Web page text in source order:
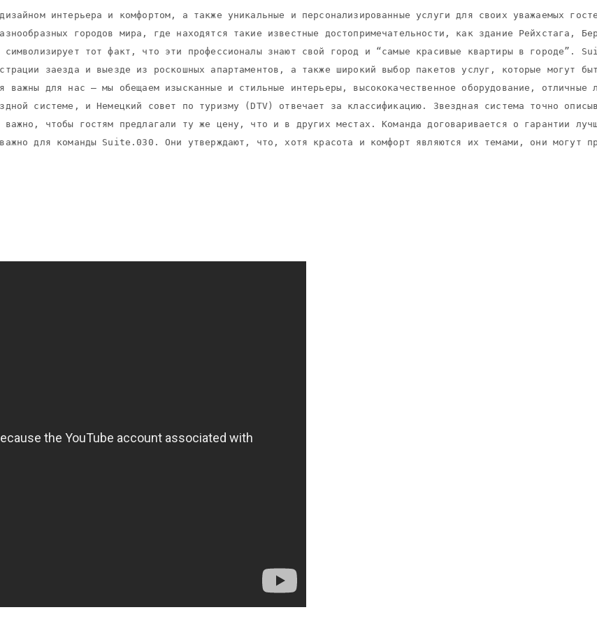
интерьера и комфортом, а также уникальные и персонализированные услуги для своих уважаемых
городов мира, где находятся такие известные достопримечательности, как здание
тот факт, что эти профессионалы знают свой город и “самые красивые квартиры в городе”.
заезда и выезде из роскошных апартаментов, а также широкий выбор пакетов услуг, которые
для нас – мы обещаем изысканные и стильные интерьеры, высококачественное оборудование,
системе, и Немецкий совет по туризму (DTV) отвечает за классификацию. Звездная система точно
чтобы гостям предлагали ту же цену, что и в других местах. Команда договаривается о гарантии